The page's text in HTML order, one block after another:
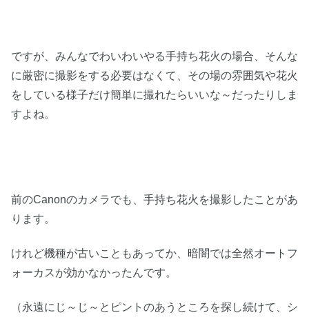
ですが、みんなでわいわいやる手持ち花火の場合、そんな
に厳密に撮影をする必要はなくて、その場の雰囲気や花火
をしている様子だけ簡単に撮れたらいいな～だったりしま
すよね。
前のCanonのカメラでも、手持ち花火を撮影したことがあ
ります。
けれど機種が古いこともあってか、暗闇では全然オートフ
ォーカスが効かなかったんです。
（永遠にじ～じ～とピントのあうところを探し続けて、シ